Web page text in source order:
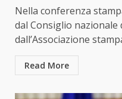
Nella conferenza
dal Consiglio nazionale
dall’Associazione
Read More